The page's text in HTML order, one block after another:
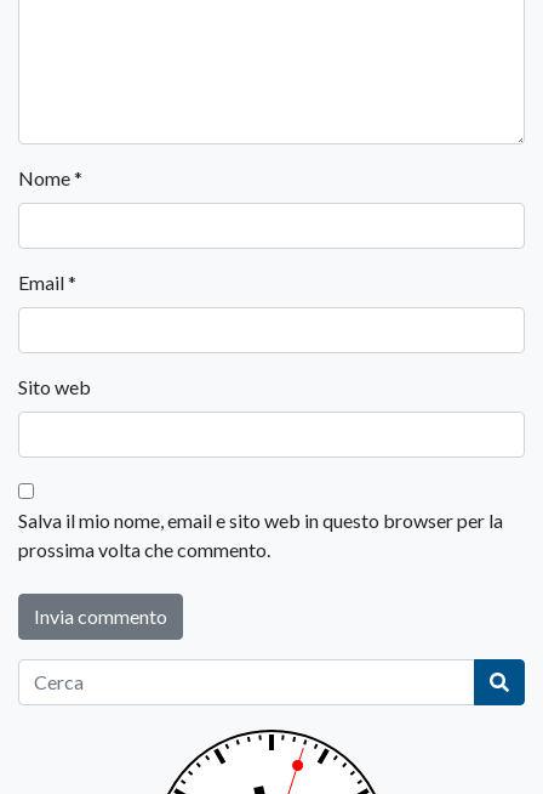
Nome*
Email*
Sito web
Salva il mio nome, email e sito web in questo browser per la
prossima volta che commento.